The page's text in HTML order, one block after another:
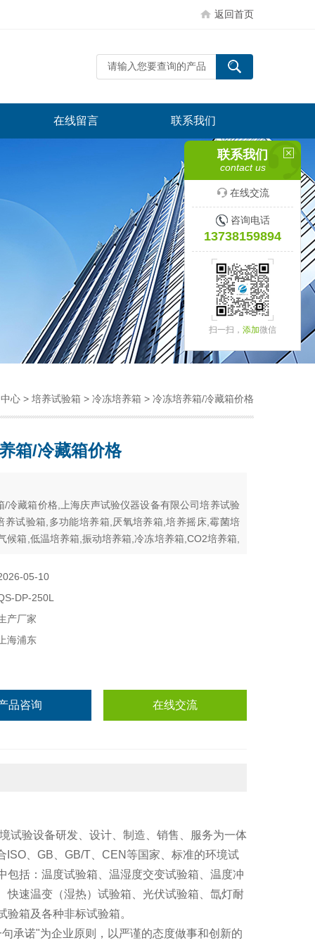
返回首页
在线留言 联系我们
心 > 培养试验箱 > 冷冻培养箱 > 冷冻培养箱/冷藏箱价格
箱/冷藏箱价格
/冷藏箱价格,上海庆声试验仪器设备有限公司培养试验
养试验箱,多功能培养箱,厌氧培养箱,培养摇床,霉菌培
候箱,低温培养箱,振动培养箱,冷冻培养箱,CO2培养箱,
05-10
DP-250L
产厂家
海浦东
品咨询 在线交流
试验设备研发、设计、制造、销售、服务为一体
、GB、GB/T、CEN等国家、标准的环境试
括：温度试验箱、温湿度交变试验箱、温度冲
快速温变（湿热）试验箱、光伏试验箱、氙灯耐
箱及各种非标试验箱。
承诺"为企业原则，以严谨的态度做事和创新的
联系我们
contact us
在线交流
咨询电话
13738159894
扫一扫， 添加微信